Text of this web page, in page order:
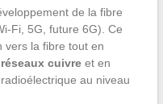
de la fibre
Fi, 5G, future 6G). Ce
vers la fibre tout en
cuivreet en
au niveau